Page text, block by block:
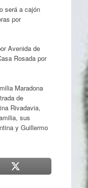
será a cajón
por
Avenida de
Rosada por
Maradona
de
Rivadavia,
sus
y Guillermo